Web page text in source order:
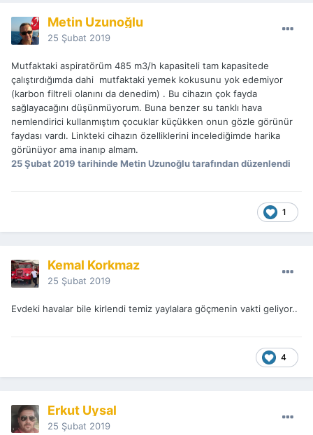
Metin Uzunoğlu
25 Şubat 2019
Mutfaktaki aspiratörüm 485 m3/h kapasiteli tam kapasitede
çalıştırdığımda dahi mutfaktaki yemek kokusunu yok edemiyor
(karbon filtreli olanını da denedim) . Bu cihazın çok fayda
sağlayacağını düşünmüyorum. Buna benzer su tanklı hava
nemlendirici kullanmıştım çocuklar küçükken onun gözle görünür
faydası vardı. Linkteki cihazın özelliklerini incelediğimde harika
görünüyor ama inanıp almam.
25 Şubat 2019 tarihinde Metin Uzunoğlu tarafından düzenlendi
1
Kemal Korkmaz
25 Şubat 2019
Evdeki havalar bile kirlendi temiz yaylalara göçmenin vakti geliyor..
4
Erkut Uysal
25 Şubat 2019